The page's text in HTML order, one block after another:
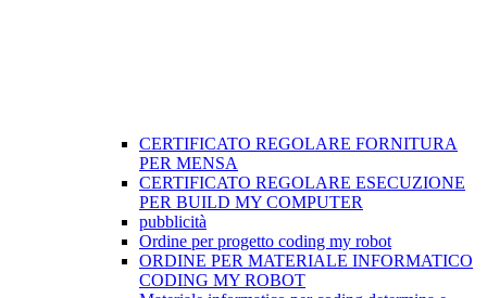
CERTIFICATO REGOLARE FORNITURA
PER MENSA
CERTIFICATO REGOLARE ESECUZIONE
PER BUILD MY COMPUTER
pubblicità
Ordine per progetto coding my robot
ORDINE PER MATERIALE INFORMATICO
CODING MY ROBOT